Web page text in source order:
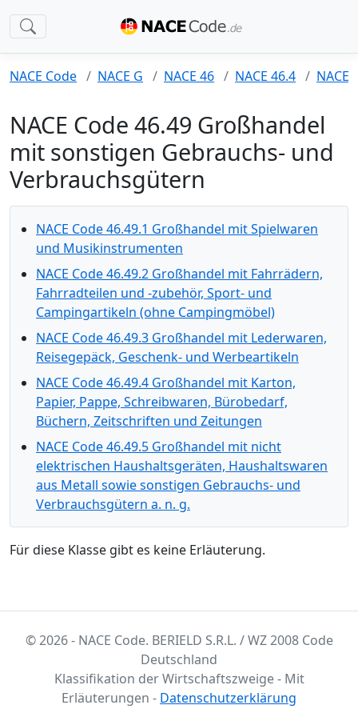
NACE Code NACE G NACE 46 NACE 46.4 NACE
NACE Code 46.49 Großhandel
mit sonstigen Gebrauchs- und
Verbrauchsgütern
NACE Code 46.49.1 Großhandel mit Spielwaren
und Musikinstrumenten
NACE Code 46.49.2 Großhandel mit Fahrrädern,
Fahrradteilen und -zubehör, Sport- und
Campingartikeln (ohne Campingmöbel)
NACE Code 46.49.3 Großhandel mit Lederwaren,
Reisegepäck, Geschenk- und Werbeartikeln
NACE Code 46.49.4 Großhandel mit Karton,
Papier, Pappe, Schreibwaren, Bürobedarf,
Büchern, Zeitschriften und Zeitungen
NACE Code 46.49.5 Großhandel mit nicht
elektrischen Haushaltsgeräten, Haushaltswaren
aus Metall sowie sonstigen Gebrauchs- und
Verbrauchsgütern a. n. g.
Für diese Klasse gibt es keine Erläuterung.
© 2026 - NACE Code. BERIELD S.R.L. / WZ 2008 Code
Deutschland
Klassifikation der Wirtschaftszweige - Mit
Erläuterungen - Datenschutzerklärung